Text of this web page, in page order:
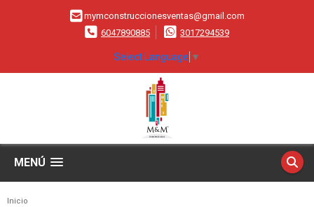
mymconstruccionesventas@gmail.com
6047890885
3017294539
Select Language ▼
MENÚ
Inicio